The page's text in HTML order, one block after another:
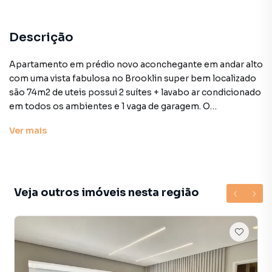
Descrição
Apartamento em prédio novo aconchegante em andar alto
com uma vista fabulosa no Brooklin super bem localizado
são 74m2 de uteis possui 2 suítes + lavabo ar condicionado
em todos os ambientes e 1 vaga de garagem. O
Playground Quadra Churrasqueira Academia Salão de
• Finalidade: Residencial
Apartamento para Venda em região valorizada do bairro
Vila Cordeiro, em São Paulo. Não encontrou o que
Ver mais
Veja outros imóveis nesta região